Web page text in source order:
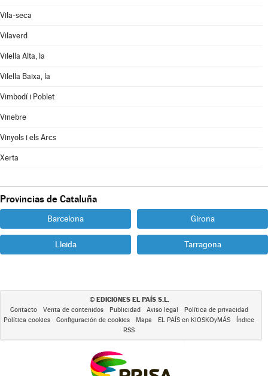
Vila-seca
Vilaverd
Vilella Alta, la
Vilella Baixa, la
Vimbodí i Poblet
Vinebre
Vinyols i els Arcs
Xerta
Provincias de Cataluña
Barcelona Girona
Lleida Tarragona
© EDICIONES EL PAÍS S.L.
Contacto Venta de contenidos Publicidad Aviso legal
Política de privacidad
Política cookies
Configuración de cookies Mapa EL PAÍS en KIOSKOyMÁS
Índice
RSS